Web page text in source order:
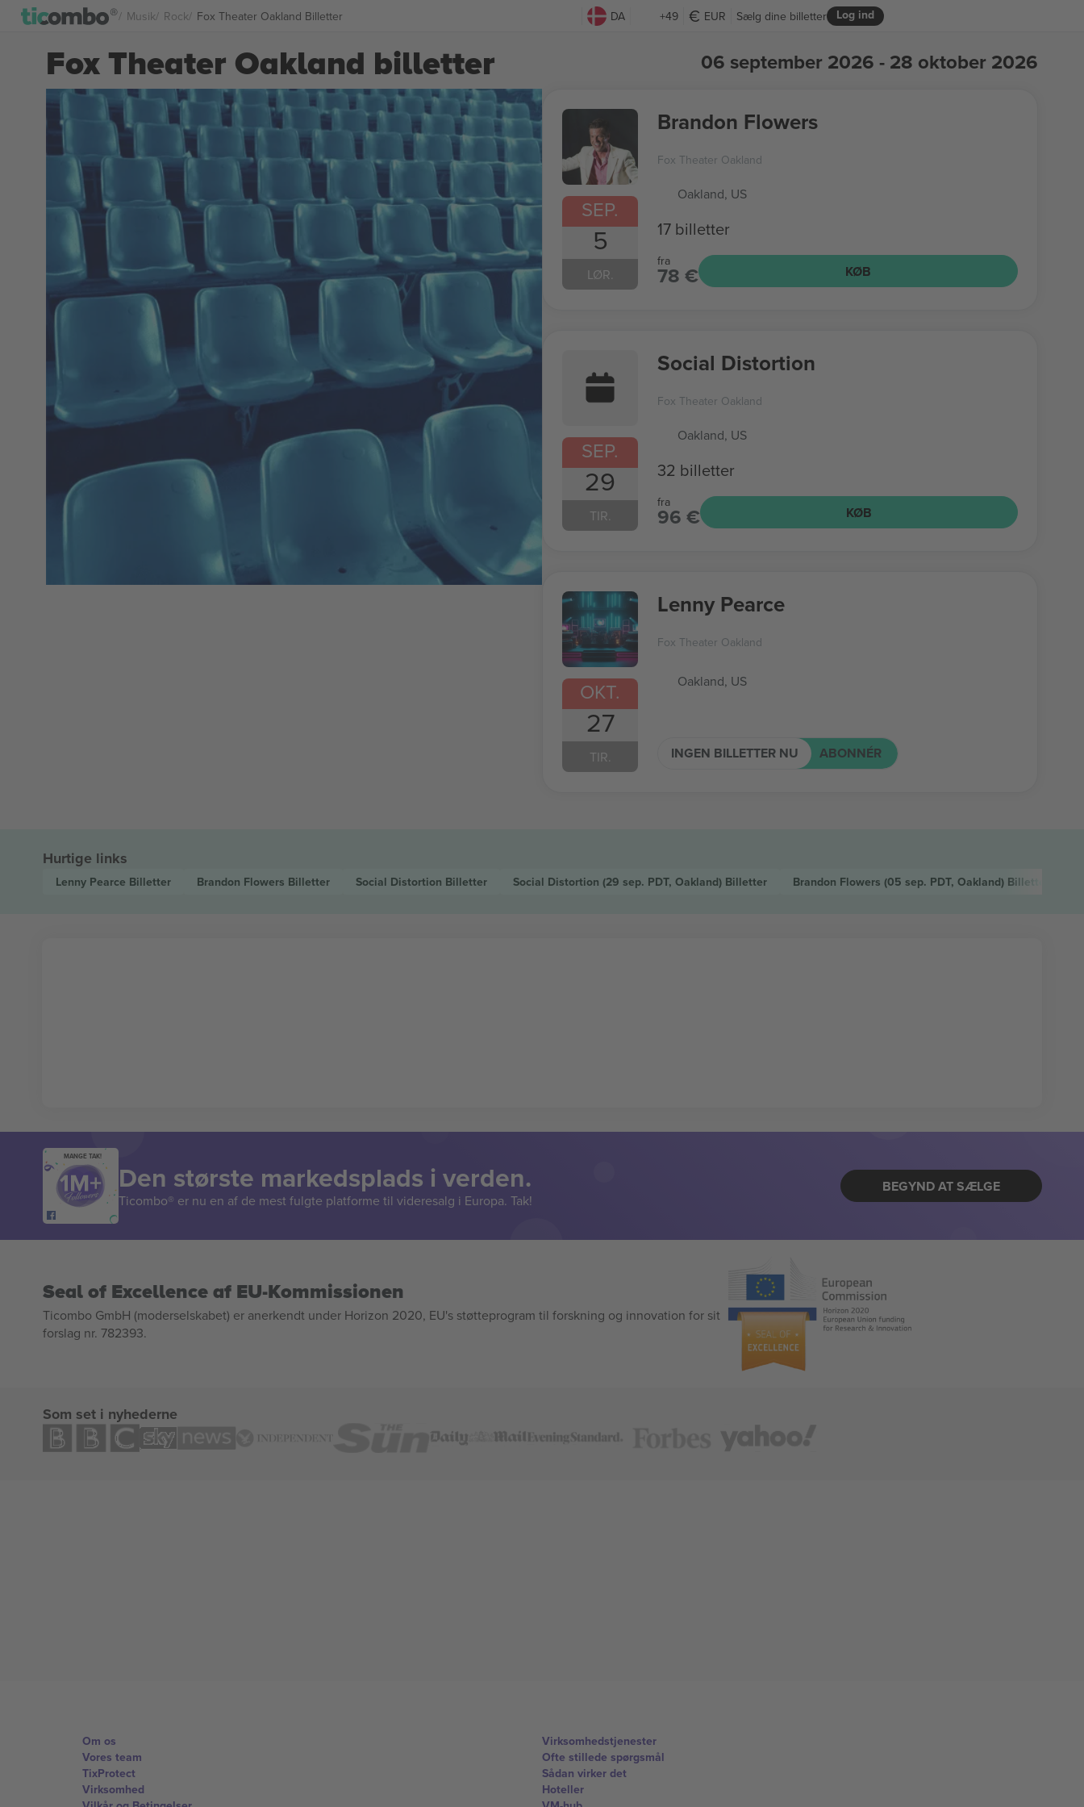
Musik Rock Fox Theater Oakland Billetter DA +49 EUR Log ind
Sælg dine billetter
Fox Theater Oakland billetter 06 september 2026 - 28 oktober 2026
SEP.
5
LØR.
Brandon Flowers
Fox Theater Oakland
Oakland, US
17 billetter
fra
78 € KØB
SEP.
29
TIR.
Social Distortion
Fox Theater Oakland
Oakland, US
32 billetter
fra
96 € KØB
OKT.
27
TIR.
Lenny Pearce
Fox Theater Oakland
Oakland, US
INGEN BILLETTER NU ABONNÉR
Hurtige links
Lenny Pearce Billetter Brandon Flowers Billetter Social Distortion Billetter Social Distortion (29 sep. PDT, Oakland) Billetter Brandon Flowers (05 sep. PDT, Oakland) Billetter
MANGE TAK!
Den største markedsplads i verden.
Ticombo® er nu en af de mest fulgte platforme til videresalg i Europa. Tak!
BEGYND AT SÆLGE
Seal of Excellence af EU-Kommissionen
Ticombo GmbH (moderselskabet) er anerkendt under Horizon 2020, EU's støtteprogram til forskning og innovation for sit
forslag nr. 782393.
Som set i nyhederne
Om os
Vores team
TixProtect
Virksomhed
Virksomhedstjenester
Ofte stillede spørgsmål
Sådan virker det
Hoteller